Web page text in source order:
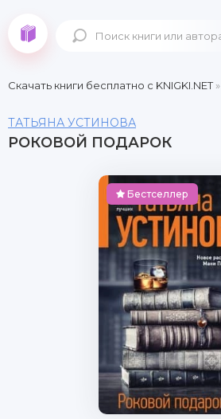
Скачать книги бесплатно c KNIGKI.NET»
ТАТЬЯНА УСТИНОВА
РОКОВОЙ ПОДАРОК
Бестселлер